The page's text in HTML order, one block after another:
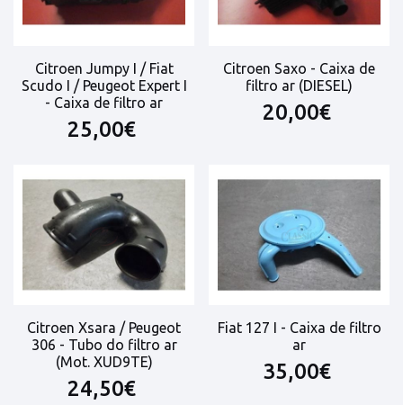
Citroen Jumpy I / Fiat
Scudo I / Peugeot Expert I
- Caixa de filtro ar
25,00€
Citroen Saxo - Caixa de
filtro ar (DIESEL)
20,00€
Citroen Xsara / Peugeot
306 - Tubo do filtro ar
(Mot. XUD9TE)
24,50€
Fiat 127 I - Caixa de filtro
ar
35,00€